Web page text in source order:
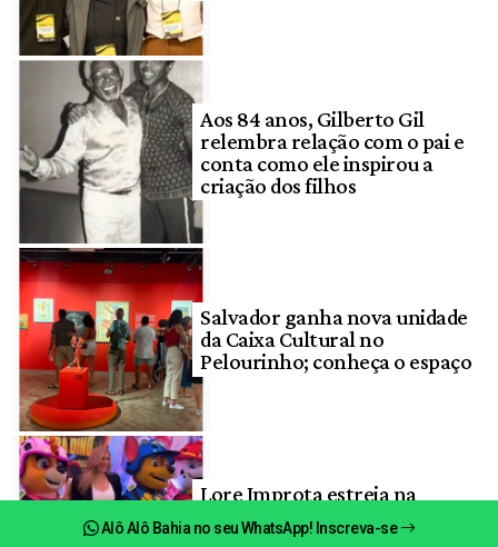
Alô Alô Bahia no seu WhatsApp! Inscreva-se
Aos 84 anos, Gilberto Gil
relembra relação com o pai e
conta como ele inspirou a
criação dos filhos
Salvador ganha nova unidade
da Caixa Cultural no
Pelourinho; conheça o espaço
Lore Improta estreia na
dublagem e leva crianças da
Santa Casa à pré-estreia de